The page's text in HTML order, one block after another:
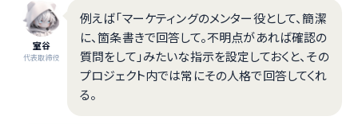
室谷
代表取締役
例えば「マーケティングのメンター役として、簡潔
に、箇条書きで回答して。不明点があれば確認の
質問をして」みたいな指示を設定しておくと、その
プロジェクト内では常にその人格で回答してくれ
る。